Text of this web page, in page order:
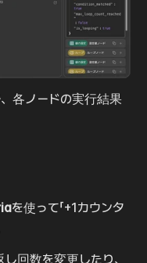
各ノードの実行結果
を使って「+1カウンタ
回数を変更したり、